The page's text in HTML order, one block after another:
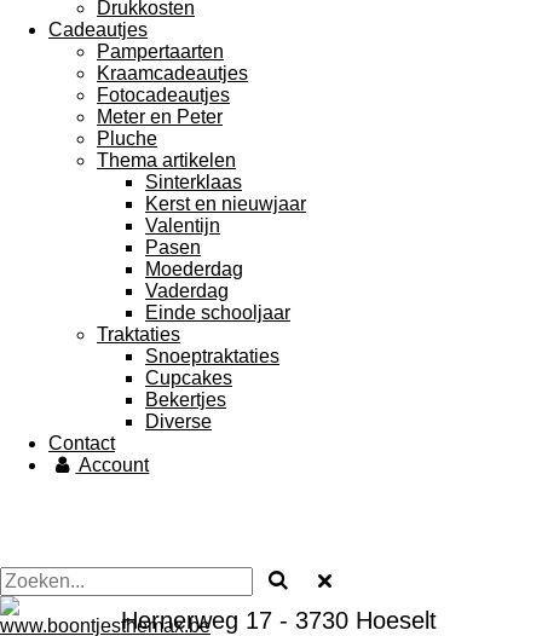
Drukkosten
Cadeautjes
Pampertaarten
Kraamcadeautjes
Fotocadeautjes
Meter en Peter
Pluche
Thema artikelen
Sinterklaas
Kerst en nieuwjaar
Valentijn
Pasen
Moederdag
Vaderdag
Einde schooljaar
Traktaties
Snoeptraktaties
Cupcakes
Bekertjes
Diverse
Contact
Account
Hernerweg 17 - 3730 Hoeselt